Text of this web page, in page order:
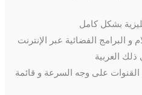
بشكل كامل
و البرامج الفضائية عبر الإنترنت
العربية
القنوات على وجه السرعة و قائمة